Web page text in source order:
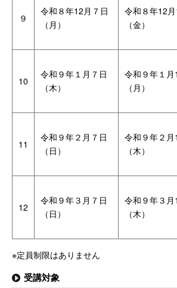
９
令和８年12月７日
（月）
令和８年12
（金）
10
令和９年１月７日
（木）
令和９年１月
（月）
11
令和９年２月７日
（日）
令和９年２月
（木）
12
令和９年３月７日
（日）
令和９年３月
（木）
※定員制限はありません
受講対象